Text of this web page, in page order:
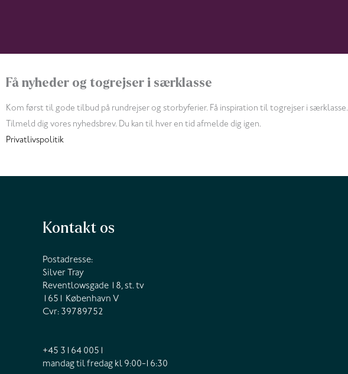
Få nyheder og togrejser i særklasse
Kom først til gode tilbud på rundrejser og storbyferier. Få inspiration til togrejser i særklasse.
Tilmeld dig vores nyhedsbrev. Du kan til hver en tid afmelde dig igen.
Privatlivspolitik
Kontakt os
Postadresse:
Silver Tray
Reventlowsgade 18, st. tv
1651 København V
Cvr: 39789752
+45 3164 0051
mandag til fredag kl 9:00-16:30